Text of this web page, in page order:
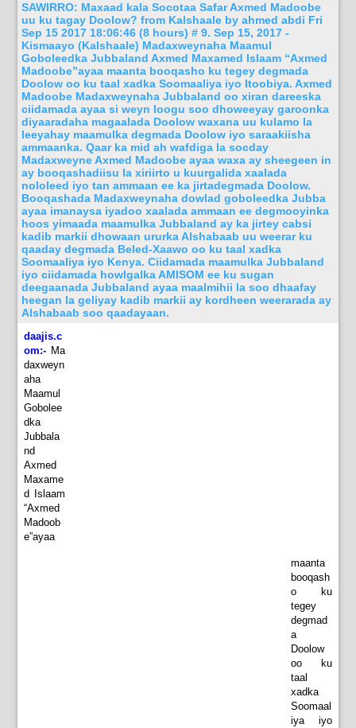
SAWIRRO: Maxaad kala Socotaa Safar Axmed Madoobe
uu ku tagay Doolow? from Kalshaale by ahmed abdi Fri
Sep 15 2017 18:06:46 (8 hours) # 9. Sep 15, 2017 -
Kismaayo (Kalshaale) Madaxweynaha Maamul
Goboleedka Jubbaland Axmed Maxamed Islaam “Axmed
Madoobe”ayaa maanta booqasho ku tegey degmada
Doolow oo ku taal xadka Soomaaliya iyo Itoobiya. Axmed
Madoobe Madaxweynaha Jubbaland oo xiran dareeska
ciidamada ayaa si weyn loogu soo dhoweeyay garoonka
diyaaradaha magaalada Doolow waxana uu kulamo la
leeyahay maamulka degmada Doolow iyo saraakiisha
ammaanka. Qaar ka mid ah wafdiga la socday
Madaxweyne Axmed Madoobe ayaa waxa ay sheegeen in
ay booqashadiisu la xiriirto u kuurgalida xaalada
nololeed iyo tan ammaan ee ka jirtadegmada Doolow.
Booqashada Madaxweynaha dowlad goboleedka Jubba
ayaa imanaysa iyadoo xaalada ammaan ee degmooyinka
hoos yimaada maamulka Jubbaland ay ka jirtey cabsi
kadib markii dhowaan ururka Alshabaab uu weerar ku
qaaday degmada Beled-Xaawo oo ku taal xadka
Soomaaliya iyo Kenya. Ciidamada maamulka Jubbaland
iyo ciidamada howlgalka AMISOM ee ku sugan
deegaanada Jubbaland ayaa maalmihii la soo dhaafay
heegan la geliyay kadib markii ay kordheen weerarada ay
Alshabaab soo qaadayaan.
daajis.c
om:- Ma
daxweyn
aha
Maamul
Gobolee
dka
Jubbala
nd
Axmed
Maxame
d Islaam
“Axmed
Madoob
e”ayaa
maanta
booqash
o ku
tegey
degmad
a
Doolow
oo ku
taal
xadka
Soomaal
iya iyo